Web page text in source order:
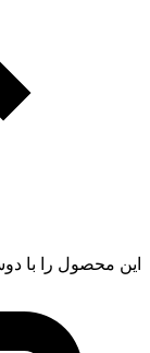
این محصول را با